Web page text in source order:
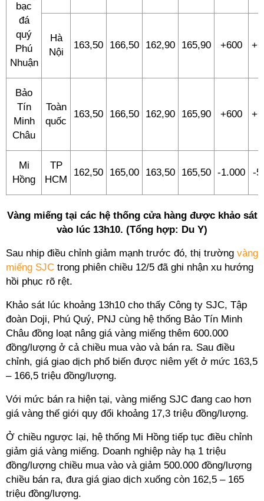
bạc
đá
quý
Phú
Nhuận
Hà
Nội
163,50 166,50 162,90 165,90 +600
Bảo
Tín
Minh
Châu
Toàn
quốc
163,50 166,50 162,90 165,90 +600
Mi
Hồng
TP
HCM
162,50 165,00 163,50 165,50 -1.000 -
Vàng miếng tại các hệ thống cửa hàng được khảo sát
vào lúc 13h10. (Tổng hợp: Du Y)
Sau nhịp điều chỉnh giảm mạnh trước đó, thị trường vàng
miếng SJC trong phiên chiều 12/5 đã ghi nhận xu hướng
hồi phục rõ rệt.
Khảo sát lúc khoảng 13h10 cho thấy Công ty SJC, Tập
đoàn Doji, Phú Quý, PNJ cùng hệ thống Bảo Tín Minh
Châu đồng loạt nâng giá vàng miếng thêm 600.000
đồng/lượng ở cả chiều mua vào và bán ra. Sau điều
chỉnh, giá giao dịch phổ biến được niêm yết ở mức 163,5
– 166,5 triệu đồng/lượng.
Với mức bán ra hiện tại, vàng miếng SJC đang cao hơn
giá vàng thế giới quy đổi khoảng 17,3 triệu đồng/lượng.
Ở chiều ngược lại, hệ thống Mi Hồng tiếp tục điều chỉnh
giảm giá vàng miếng. Doanh nghiệp này hạ 1 triệu
đồng/lượng chiều mua vào và giảm 500.000 đồng/lượng
chiều bán ra, đưa giá giao dịch xuống còn 162,5 – 165
triệu đồng/lượng.